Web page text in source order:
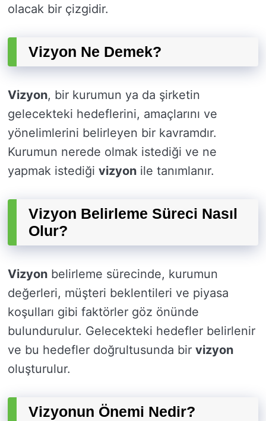
olacak bir çizgidir.
Vizyon Ne Demek?
Vizyon, bir kurumun ya da şirketin
gelecekteki hedeflerini, amaçlarını ve
yönelimlerini belirleyen bir kavramdır.
Kurumun nerede olmak istediği ve ne
yapmak istediği vizyon ile tanımlanır.
Vizyon Belirleme Süreci Nasıl
Olur?
Vizyon belirleme sürecinde, kurumun
değerleri, müşteri beklentileri ve piyasa
koşulları gibi faktörler göz önünde
bulundurulur. Gelecekteki hedefler belirlenir
ve bu hedefler doğrultusunda bir vizyon
oluşturulur.
Vizyonun Önemi Nedir?